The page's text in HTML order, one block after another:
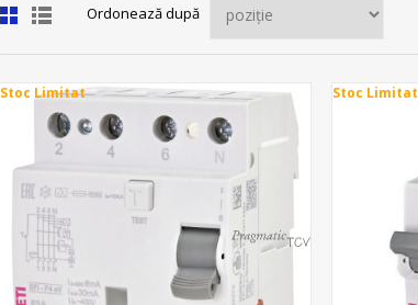
Ordonează după
Stoc Limitat Stoc Limitat